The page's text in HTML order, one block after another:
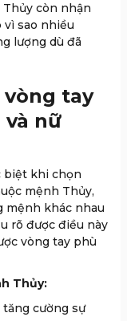
còn nhận
vì sao nhiều
lượng dù đã
vòng tay
nữ
biệt khi chọn
mệnh Thủy,
mệnh khác nhau
rõ được điều này
vòng tay phù
Thủy:
cường sự